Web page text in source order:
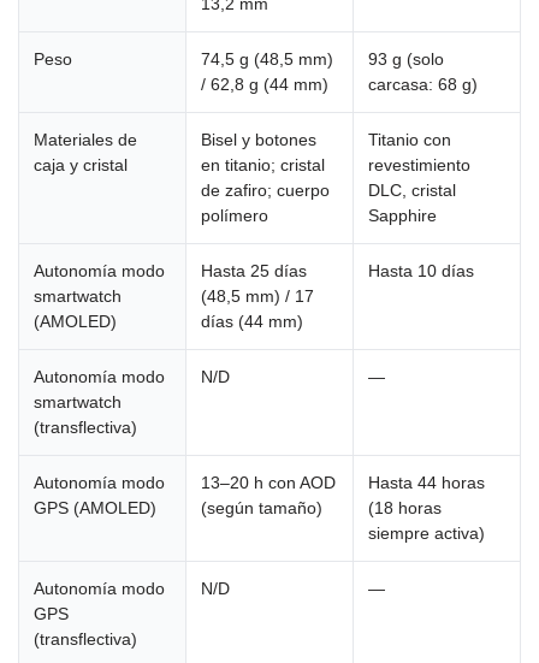
13,2 mm
Peso
74,5 g (48,5 mm)
/ 62,8 g (44 mm)
93 g (solo
carcasa: 68 g)
Materiales de
caja y cristal
Bisel y botones
en titanio; cristal
de zafiro; cuerpo
polímero
Titanio con
revestimiento
DLC, cristal
Sapphire
Autonomía modo
smartwatch
(AMOLED)
Hasta 25 días
(48,5 mm) / 17
días (44 mm)
Hasta 10 días
Autonomía modo
smartwatch
(transflectiva)
N/D —
Autonomía modo
GPS (AMOLED)
13–20 h con AOD
(según tamaño)
Hasta 44 horas
(18 horas
siempre activa)
Autonomía modo
GPS
(transflectiva)
N/D —